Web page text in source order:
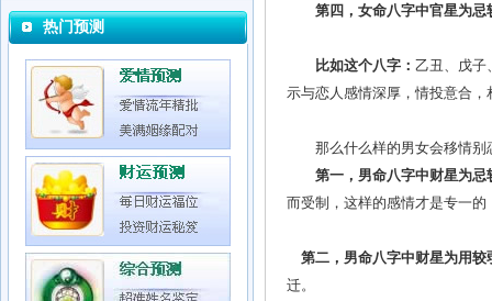
热门预测
第四，女命八字中官星为
比如这个八字： 乙丑、戊子
示与恋人感情深厚，情投意合
那么什么样的男女会移情别
第一，男命八字中财星为
而受制，这样的感情才是专一
第二，男命八字中财星为用
迁。